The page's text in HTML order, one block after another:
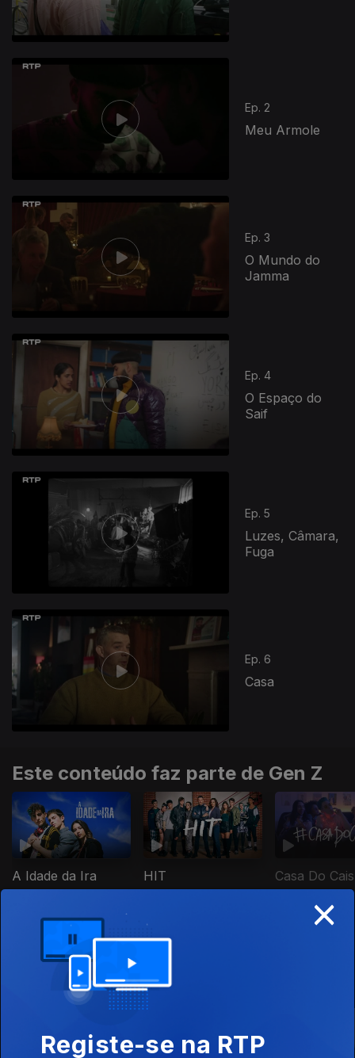
Ep. 2
Meu Armole
Ep. 3
O Mundo do
Jamma
Ep. 4
O Espaço do
Saif
Ep. 5
Luzes, Câmara,
Fuga
Ep. 6
Casa
943119
Este conteúdo faz parte de Gen Z
A Idade da Ira HIT Casa Do Cais
Este conteúdo faz parte de Rir é o
melhor remédio
×
Registe-se na RTP